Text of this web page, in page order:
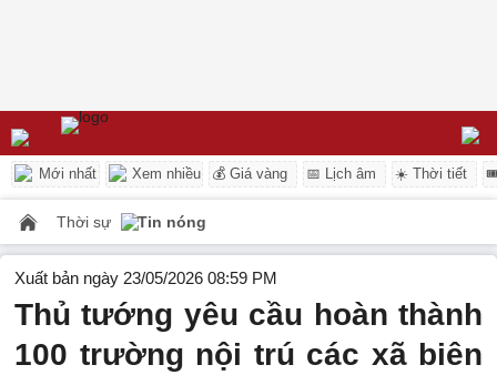
Mới nhất Xem nhiều 💰 Giá vàng 📅 Lịch âm ☀️ Thời tiết
Thời sự Tin nóng
Xuất bản ngày 23/05/2026 08:59 PM
Thủ tướng yêu cầu hoàn thành
100 trường nội trú các xã biên